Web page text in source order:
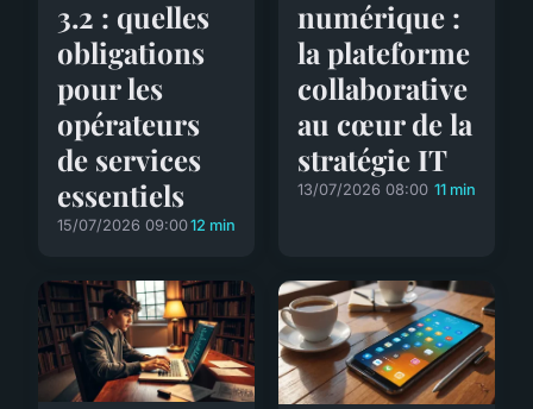
3.2 : quelles
obligations
pour les
opérateurs
de services
essentiels
15/07/2026 09:0012 min
numérique :
la plateforme
collaborative
au cœur de la
stratégie IT
13/07/2026 08:00 11 min